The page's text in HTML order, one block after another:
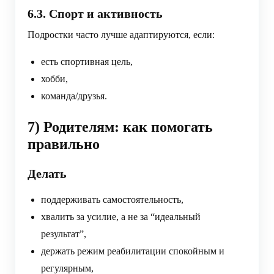
6.3. Спорт и активность
Подростки часто лучше адаптируются, если:
есть спортивная цель,
хобби,
команда/друзья.
7) Родителям: как помогать
правильно
Делать
поддерживать самостоятельность,
хвалить за усилие, а не за “идеальный
результат”,
держать режим реабилитации спокойным и
регулярным,